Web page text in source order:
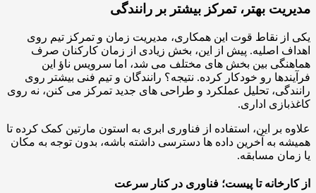
بهتر، تمرکز بیشتر بر رانندگی
از نقاط قوت این همکاری، مدیریت زمان و تمرکز تیم روی
اصلیه. پیش از این، بخش زیادی از زمان کارکنان صرف
بین بخش های مختلف می شد، اما سرویس ناؤ این
رو خودکار کرده. نتیجه؟ رانندگان و تیم فنی بیشتر روی
تحلیل عملکرد و طراحی های جدید تمرکز می کنن، نه روی
اداری.
بر این، استفاده از فناوری ابری به استون مارتین کمک کرده تا
به آخرین داده ها دسترسی داشته باشه، بدون توجه به مکان
مسابقه.
تا پیست؛ فناوری در کنار سرعت